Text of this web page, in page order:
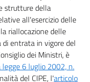
strutture della
all'esercizio delle
riallocazione delle
di entrata in vigore del
dei Ministri, è
6 luglio 2002, n.
del CIPE, l'articolo